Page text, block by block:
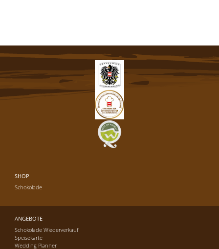
SHOP
Schokolade
ANGEBOTE
Schokolade Wiederverkauf
Speisekarte
Wedding Planner